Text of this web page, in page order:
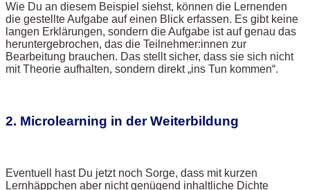
Wie Du an diesem Beispiel siehst, können die Lernenden
die gestellte Aufgabe auf einen Blick erfassen. Es gibt keine
langen Erklärungen, sondern die Aufgabe ist auf genau das
heruntergebrochen, das die Teilnehmer:innen zur
Bearbeitung brauchen. Das stellt sicher, dass sie sich nicht
mit Theorie aufhalten, sondern direkt „ins Tun kommen“.
2. Microlearning in der Weiterbildung
Eventuell hast Du jetzt noch Sorge, dass mit kurzen
Lernhäppchen aber nicht genügend inhaltliche Dichte